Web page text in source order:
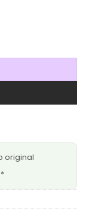
y Péptidos
original